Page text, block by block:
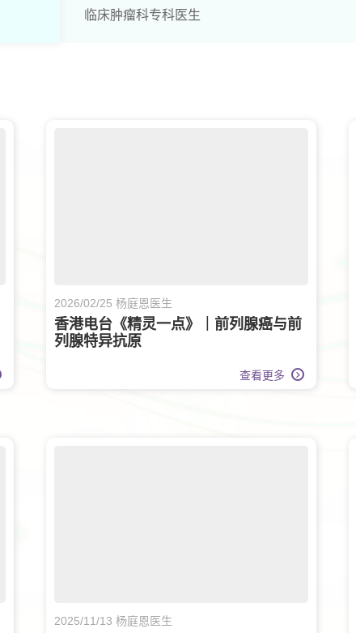
临床肿瘤科专科医生
2026/02/25 杨庭恩医生
香港电台《精灵一点》｜前列腺癌与前
列腺特异抗原
查看更多
2025/11/13 杨庭恩医生